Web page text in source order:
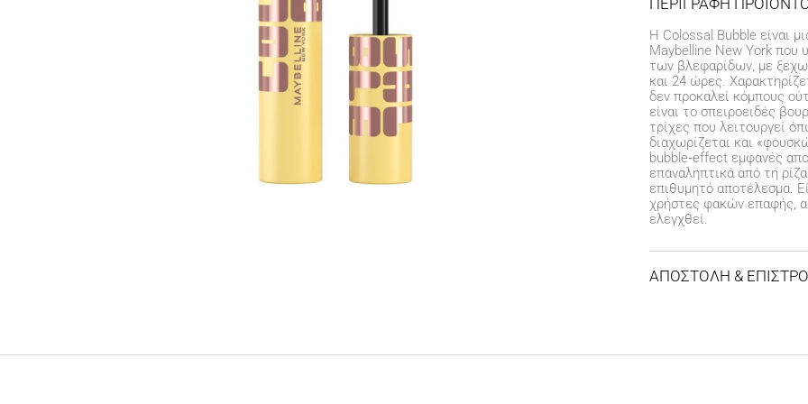
Η Colossal Bubble είναι
Maybelline New York που
των βλεφαρίδων, με
και 24 ώρες.
δεν προκαλεί κόμπους
είναι το σπειροειδές
τρίχες που λειτουργεί
διαχωρίζεται και
bubble‑effect εμφανές
επαναληπτικά από τη
επιθυμητό αποτέλεσμα.
χρήστες φακών επαφής,
ελεγχθεί.
ΑΠΟΣΤΟΛΗ &
Έξοδα αποστολής3,99